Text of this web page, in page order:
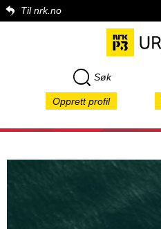
Til nrk.no
Søk
Opprett profil